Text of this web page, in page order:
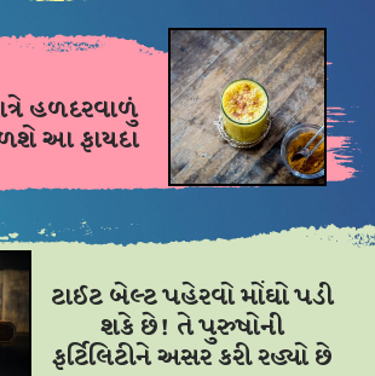
હળદરવાળું
આ ફાયદા
ટાઈટ બેલ્ટ પહેરવો મોંઘો પડી
શકે છે! તે પુરુષોની
ફર્ટિલિટીને અસર કરી રહ્યો છે